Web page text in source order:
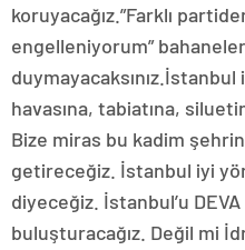
koruyacağız.”Farklı
engelleniyorum”
duymayacaksınız.İstanbul
havasına, tabiatına,
Bize miras bu kadim
getireceğiz. İstanbul iyi
diyeceğiz. İstanbul’u
buluşturacağız. Değil mi